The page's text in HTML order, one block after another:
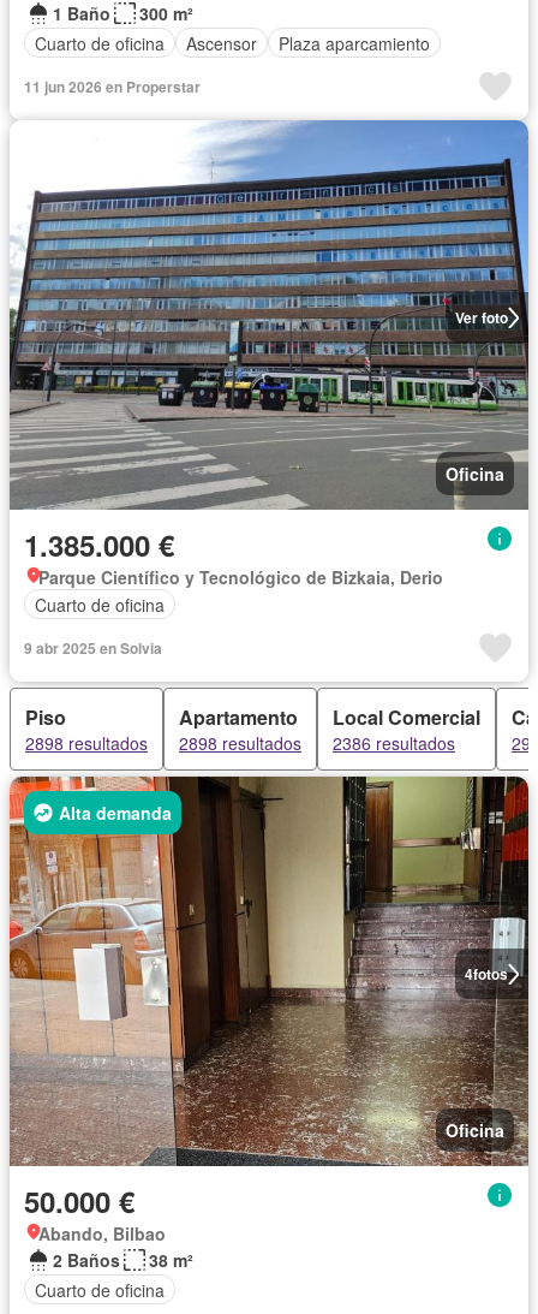
1 Baño
300 m²
Cuarto de oficina
Ascensor Plaza aparcamiento
11 jun 2026 en Properstar
Ver foto
Oficina
1.385.000 €
Parque Científico y Tecnológico de Bizkaia, Derio
Cuarto de oficina
9 abr 2025 en Solvia
Piso
2898 resultados
Apartamento
2898 resultados
Local Comercial
2386 resultados
4fotos
Alta demanda
Oficina
50.000 €
Abando, Bilbao
2 Baños
38 m²
Cuarto de oficina